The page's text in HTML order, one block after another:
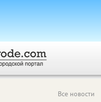
Все новости